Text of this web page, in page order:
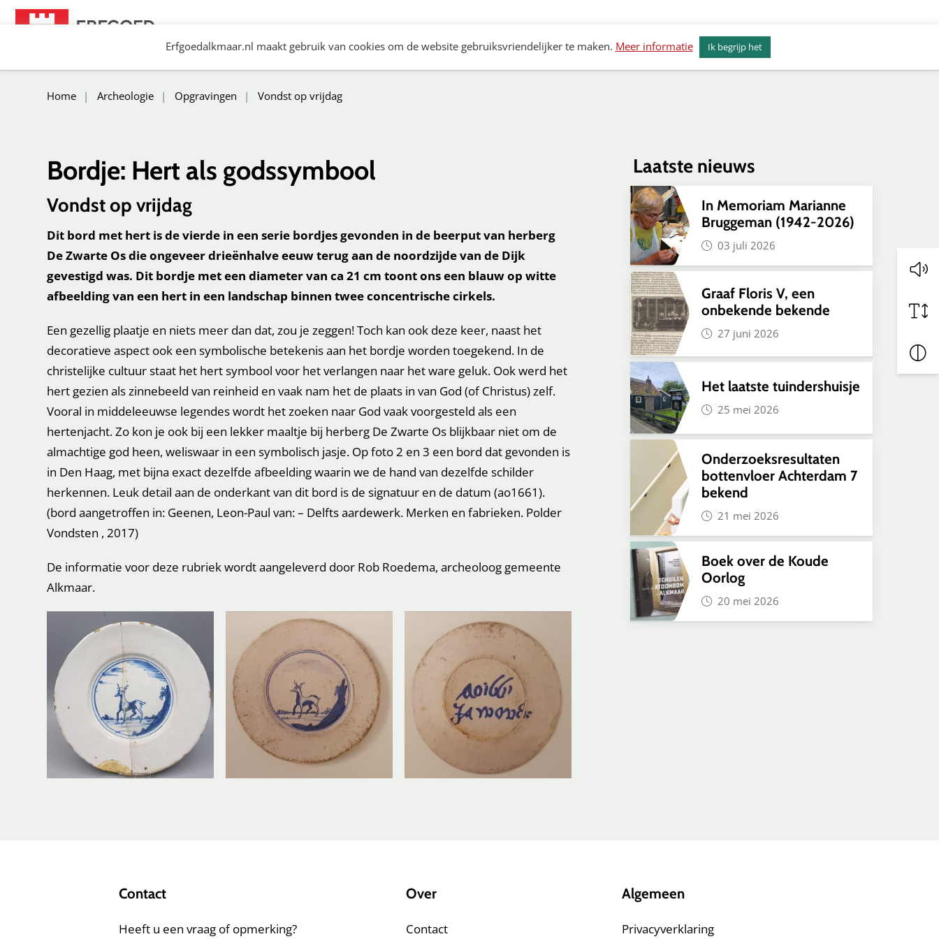
Spring
Erfgoedalkmaar.nl maakt gebruik van cookies om de website gebruiksvriendelijker te maken. Meer informatie Ik begrijp het
Erfgoed Alkmaar
Kerkenvisie Alkmaar Actueel
Home Archeologie Opgravingen Vondst op vrijdag
Bordje: Hert als godssymbool
Vondst op vrijdag
Dit bord met hert is de vierde in een serie bordjes gevonden in de beerput van herberg
De Zwarte Os die ongeveer drieënhalve eeuw terug aan de noordzijde van de Dijk
gevestigd was. Dit bordje met een diameter van ca 21 cm toont ons een blauw op witte
afbeelding van een hert in een landschap binnen twee concentrische cirkels.
Een gezellig plaatje en niets meer dan dat, zou je zeggen! Toch kan ook deze keer, naast het
decoratieve aspect ook een symbolische betekenis aan het bordje worden toegekend. In de
christelijke cultuur staat het hert symbool voor het verlangen naar het ware geluk. Ook werd het
hert gezien als zinnebeeld van reinheid en vaak nam het de plaats in van God (of Christus) zelf.
Vooral in middeleeuwse legendes wordt het zoeken naar God vaak voorgesteld als een
hertenjacht. Zo kon je ook bij een lekker maaltje bij herberg De Zwarte Os blijkbaar niet om de
almachtige god heen, weliswaar in een symbolisch jasje. Op foto 2 en 3 een bord dat gevonden is
in Den Haag, met bijna exact dezelfde afbeelding waarin we de hand van dezelfde schilder
herkennen. Leuk detail aan de onderkant van dit bord is de signatuur en de datum (ao1661).
(bord aangetroffen in: Geenen, Leon-Paul van: – Delfts aardewerk. Merken en fabrieken. Polder
Vondsten , 2017)
De informatie voor deze rubriek wordt aangeleverd door Rob Roedema, archeoloog gemeente
Alkmaar.
Laatste nieuws
In Memoriam Marianne
Bruggeman (1942-2026)
03 juli 2026
Graaf Floris V, een
onbekende bekende
27 juni 2026
Het laatste tuindershuisje
25 mei 2026
Onderzoeksresultaten
bottenvloer Achterdam 7
bekend
21 mei 2026
Boek over de Koude
Oorlog
20 mei 2026
Contact
Heeft u een vraag of opmerking?
Over
Contact
Algemeen
Privacyverklaring